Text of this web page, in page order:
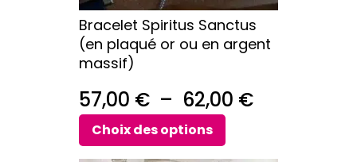
Bracelet Spiritus Sanctus
(en plaqué or ou en argent
massif)
57,00 € – 62,00 €Plage
prix :
Choix des options
sur
la
page
du
produit